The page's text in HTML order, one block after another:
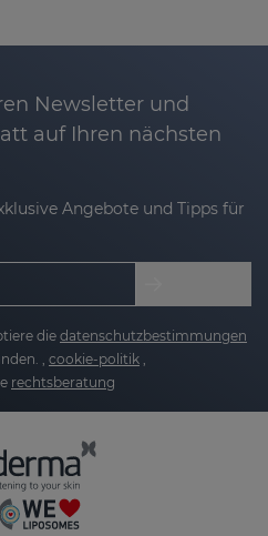
Newsletter und
auf Ihren nächsten
Angebote und Tipps für
die datenschutzbestimmungen
, cookie-politik
rechtsberatung